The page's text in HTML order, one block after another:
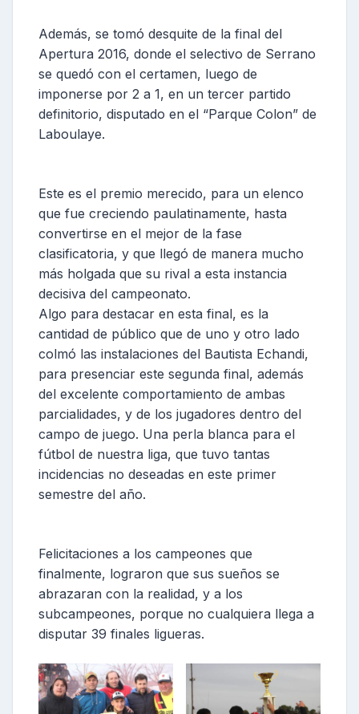
Además, se tomó desquite de la final del
Apertura 2016, donde el selectivo de Serrano
se quedó con el certamen, luego de
imponerse por 2 a 1, en un tercer partido
definitorio, disputado en el “Parque Colon” de
Laboulaye.
Este es el premio merecido, para un elenco
que fue creciendo paulatinamente, hasta
convertirse en el mejor de la fase
clasificatoria, y que llegó de manera mucho
más holgada que su rival a esta instancia
decisiva del campeonato.
Algo para destacar en esta final, es la
cantidad de público que de uno y otro lado
colmó las instalaciones del Bautista Echandi,
para presenciar este segunda final, además
del excelente comportamiento de ambas
parcialidades, y de los jugadores dentro del
campo de juego. Una perla blanca para el
fútbol de nuestra liga, que tuvo tantas
incidencias no deseadas en este primer
semestre del año.
Felicitaciones a los campeones que
finalmente, lograron que sus sueños se
abrazaran con la realidad, y a los
subcampeones, porque no cualquiera llega a
disputar 39 finales ligueras.